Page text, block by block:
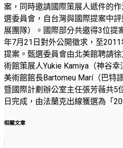
案，同時邀請國際策展人遞件的
選委員會，自台灣與國際提案中
展團隊）。國際部分共邀得3位提
年7月21日對外公開徵求，至
提案。甄選委員會由北美館聘請
術館策展人Yukie Kamiya（神谷
美術館館長Bartomeu Marí（巴特
暨國際計劃辦公室主任張芳薇共5
日完成，由法蘭克出線獲選為「
相關文章